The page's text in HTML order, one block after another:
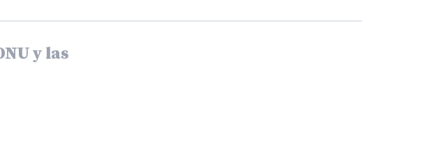
y las